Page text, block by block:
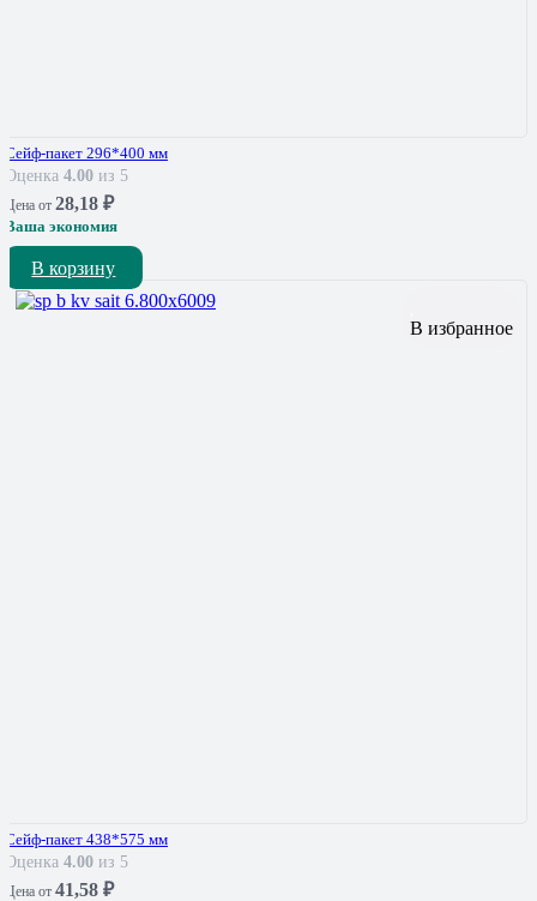
Сейф-пакет 296*400 мм
Оценка 4.00 из 5
Цена от 28,18 ₽
Ваша экономия
В корзину
В избранное
Сейф-пакет 438*575 мм
Оценка 4.00 из 5
Цена от 41,58 ₽